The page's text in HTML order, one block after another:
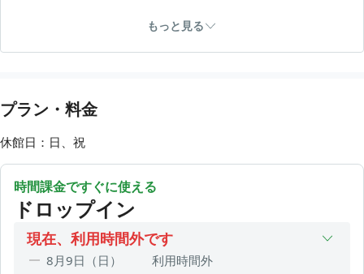
🎪イベント時などは営業時間を変更する場合があります。
もっと見る
プラン・料金
休館日：日、祝
時間課金ですぐに使える
ドロップイン
現在、利用時間外です
8月9日（日）
利用時間外